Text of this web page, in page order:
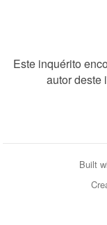
Este inquérito
autor deste
Built